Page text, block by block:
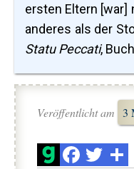
ersten Eltern [war]
anderes als der
Statu Peccati,
Veröffentlicht am 3